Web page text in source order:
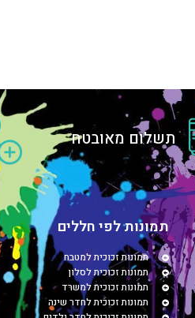
תשלום מאובטח
תמונות לפי חללים
תמונות זכוכית למטבח
תמונות זכוכית לסלון
תמונות זכוכית למשרד
תמונות זכוכית לחדר שינה